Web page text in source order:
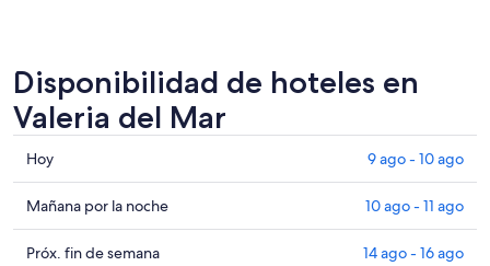
Disponibilidad de hoteles en
Valeria del Mar
Consultar
precios
en
Valeria
del
Hoy 9 ago - 10 ago
Consultar
precios
en
Mañana por la noche 10 ago - 11 ago
Consultar
Próx. fin de semana 14 ago - 16 ago